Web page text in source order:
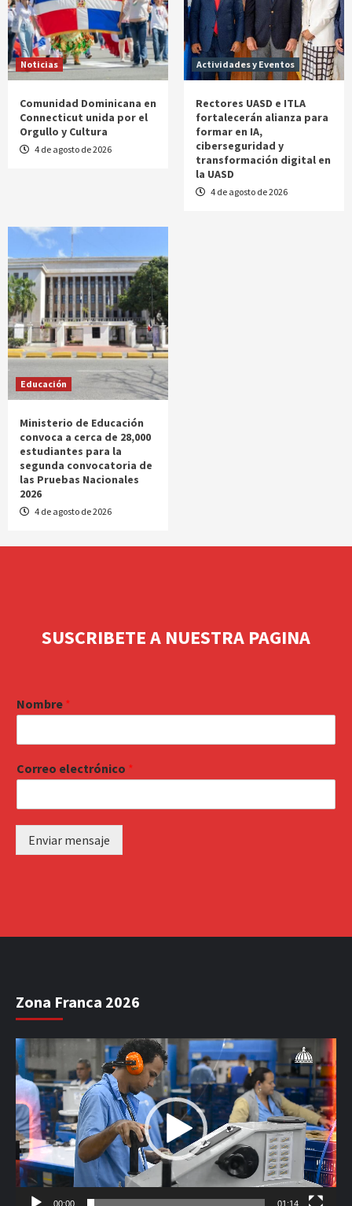
Noticias
Comunidad Dominicana en
Connecticut unida por el
Orgullo y Cultura
4 de agosto de 2026
Actividades y Eventos
Rectores UASD e ITLA
fortalecerán alianza para
formar en IA,
ciberseguridad y
transformación digital en
la UASD
4 de agosto de 2026
Educación
Ministerio de Educación
convoca a cerca de 28,000
estudiantes para la
segunda convocatoria de
las Pruebas Nacionales
2026
4 de agosto de 2026
SUSCRIBETE A NUESTRA PAGINA
Nombre *
Correo electrónico *
Enviar mensaje
Zona Franca 2026
Reproductor
de
vídeo
00:00 01:14